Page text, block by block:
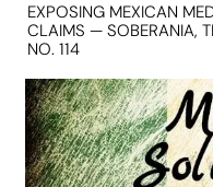
EXPOSING MEXICAN
CLAIMS — SOBERANIA,
NO. 114